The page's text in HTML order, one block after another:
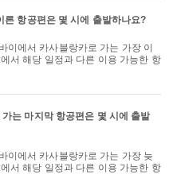
른 항공편은 몇 시에 출발하나요?
서 해당 일정과 다른 이용 가능한 항
는 마지막 항공편은 몇 시에 출발
서 해당 일정과 다른 이용 가능한 항